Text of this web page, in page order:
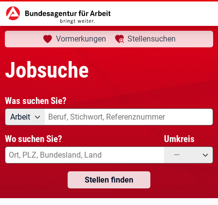
Startseite Jobsuche aktuelle Seite:
Ihre Suche
Vormerkungen Stellensuchen
Jobsuche
Was suchen Sie?
Angebotsart
Arbeit Was suchen Sie?
Wo suchen Sie? Umkreis
—
Stellen finden